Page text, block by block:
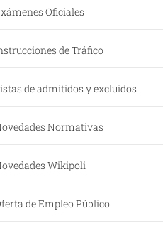
Oficiales
de Tráfico
de admitidos y excluidos
Normativas
Wikipoli
de Empleo Público